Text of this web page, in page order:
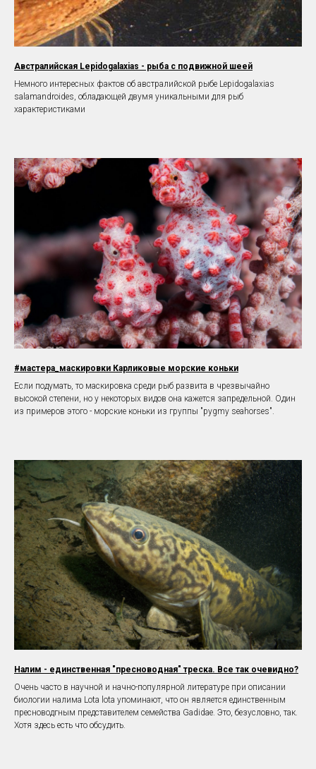
Австралийская Lepidogalaxias - рыба с подвижной шеей
Немного интересных фактов об австралийской рыбе Lepidogalaxias
salamandroides, обладающей двумя уникальными для рыб
характеристиками
#мастера_маскировки Карликовые морские коньки
Если подумать, то маскировка среди рыб развита в чрезвычайно
высокой степени, но у некоторых видов она кажется запредельной. Один
из примеров этого - морские коньки из группы "pygmy seahorses".
Налим - единственная "пресноводная" треска. Все так очевидно?
Очень часто в научной и начно-популярной литературе при описании
биологии налима Lota lota упоминают, что он является единственным
пресноводгным представителем семейства Gadidae. Это, безусловно, так.
Хотя здесь есть что обсудить.